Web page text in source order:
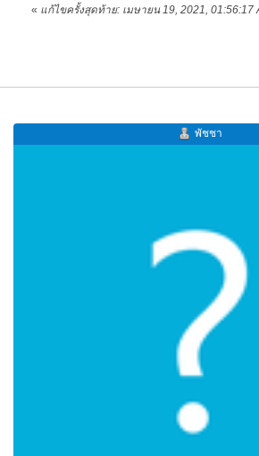
« แก้ไขครั้งสุดท้าย: เมษายน 19, 2021,
พัชชา